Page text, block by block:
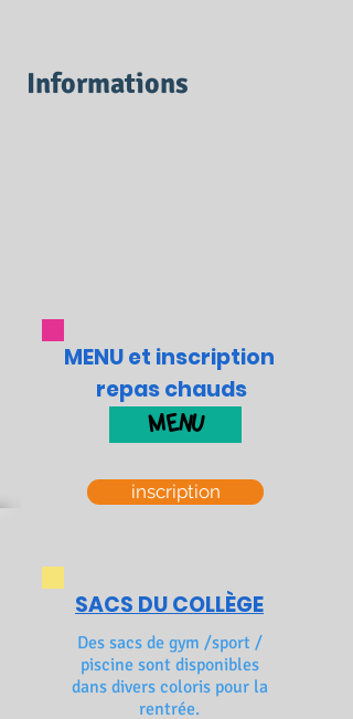
Informations
MENU et inscription
repas chauds
MENU
inscription
SACS DU COLLÈGE
Des sacs de gym /sport /
piscine sont disponibles
dans divers coloris pour la
rentrée.